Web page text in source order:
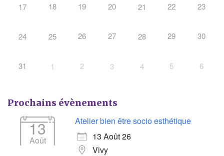
17 18 19 20 21 22 23
24 25 26 27 28 29 30
31 1 2 3 4 5 6
Prochains évènements
13
Août
Atelier bien être socio esthétique
13 Août 26
Vivy